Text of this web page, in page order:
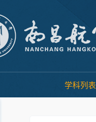
学科列表